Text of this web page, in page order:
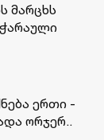
მარცხს
ერთი -
ორჯერ..